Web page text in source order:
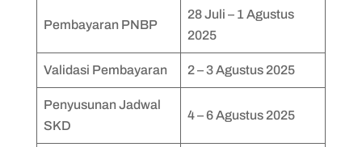
Pembayaran PNBP
28 Juli – 1 Agustus
2025
Validasi Pembayaran 2 – 3 Agustus 2025
Penyusunan Jadwal
SKD
4 – 6 Agustus 2025